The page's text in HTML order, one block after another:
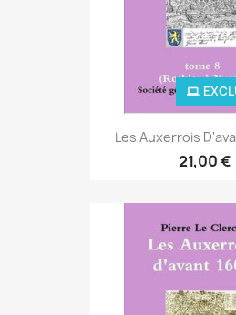
Les Auxerrois
21,00 €